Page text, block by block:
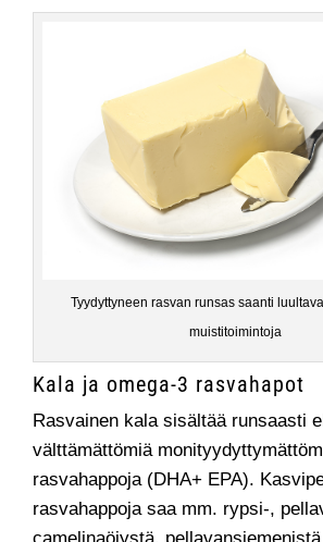
Tyydyttyneen rasvan runsas saanti
muistitoimintoja
Kala ja omega-3 rasvahapot
Rasvainen kala sisältää runsaasti
välttämättömiä
rasvahappoja (DHA+ EPA).
rasvahappoja saa mm. rypsi-,